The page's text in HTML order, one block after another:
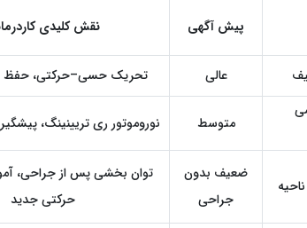
پیش ‌آگهی نقش کلیدی
عالی تحریک حسی–حرکتی، حفظ
متوسط نوروموتور ری ‌تریینینگ،
ضعیف بدون
جراحی
توان ‌بخشی پس از جراحی،
حرکتی جدید